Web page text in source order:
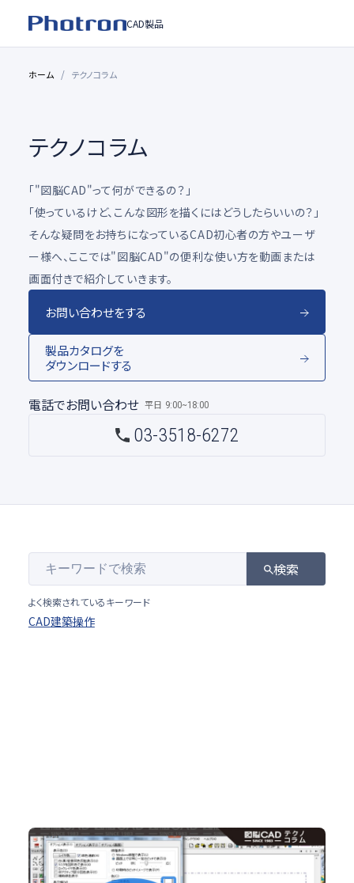
CAD製品
ホーム テクノコラム
テクノコラム
「"図脳CAD"って何ができるの？」
「使っているけど、こんな図形を描くにはどうしたらいいの？」
そんな疑問をお持ちになっているCAD初心者の方やユーザ
ー様へ、ここでは"図脳CAD"の便利な使い方を動画または
画面付きで紹介していきます。
お問い合わせをする
製品カタログを
ダウンロードする
電話でお問い合わせ 平日 9:00~18:00
03-3518-6272
検索
よく検索されているキーワード
CAD建築操作
No.102 図面の背景色 白派？黒派？ 背景色をカ
ンタン変更